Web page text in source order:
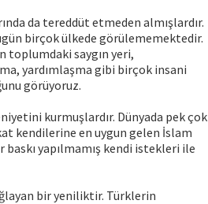
da tereddüt etmeden almışlardır.
birçok ülkede görülememektedir.
toplumdaki saygın yeri,
yardımlaşma gibi birçok insani
görüyoruz.
kurmuşlardır. Dünyada pek çok
kendilerine en uygun gelen İslam
yapılmamış kendi istekleri ile
bir yeniliktir. Türklerin